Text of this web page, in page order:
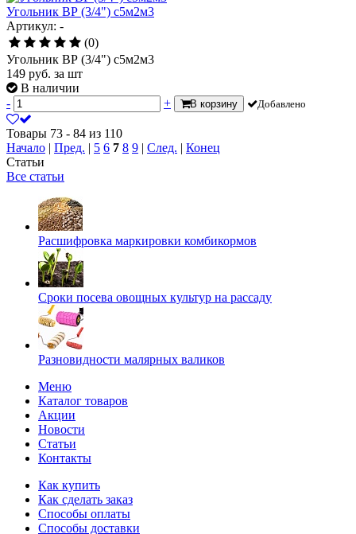
Угольник ВР (3/4") с5м2м3
Артикул: -
(0)
Угольник ВР (3/4") с5м2м3
149 руб. за шт
В наличии
-
+ В корзину Добавлено
Товары 73 - 84 из 110
Начало | Пред. | 5 6 7 8 9 | След. | Конец
Статьи
Все статьи
Расшифровка маркировки комбикормов
Сроки посева овощных культур на рассаду
Разновидности малярных валиков
Меню
Каталог товаров
Акции
Новости
Статьи
Контакты
Как купить
Как сделать заказ
Способы оплаты
Способы доставки